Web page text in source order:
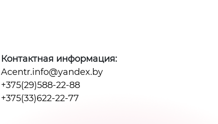
Контактная информация:
Acentr.info@yandex.by
+375(29)588-22-88
+375(33)622-22-77